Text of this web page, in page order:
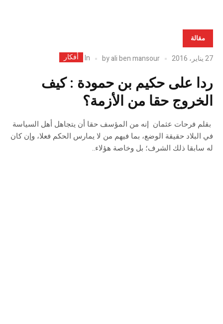
مقالة
27 يناير، 2016 byali ben mansour
In أفكار
ردا على حكيم بن حمودة : كيف
الخروج حقا من الأزمة؟
بقلم فرحات عثمان إنه من المؤسف حقا أن يتجاهل أهل السياسة
في البلاد حقيقة الوضع، بما فيهم من لا يمارس الحكم فعلا، وإن كان
له سابقا ذلك الشرف؛ بل وخاصة هؤلاء..